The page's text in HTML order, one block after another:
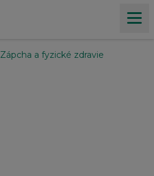
Zápcha a fyzické zdravie